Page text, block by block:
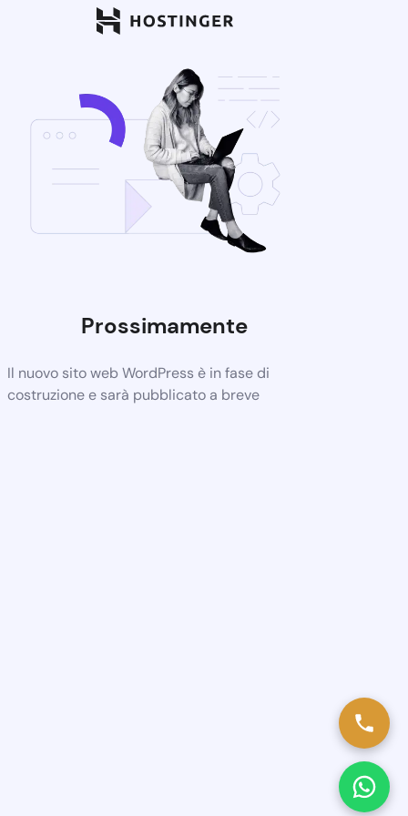
Prossimamente
Il nuovo sito web WordPress è in fase di
costruzione e sarà pubblicato a breve